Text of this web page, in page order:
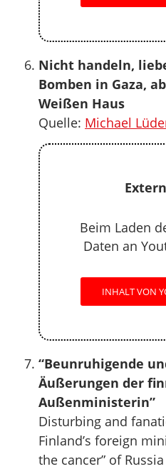
Nicht handeln,
Bomben in Gaza,
Weißen Haus
Quelle: Michael
Beim Laden
Daten an
INHALT VON
“Beunruhigende
Äußerungen der
Außenministerin”
Disturbing and
Finland’s foreign
the cancer” of Russia